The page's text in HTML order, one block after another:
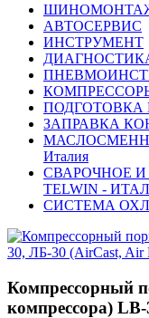
АВТОСЕРВИС
ИНСТРУМЕНТ
ПОДГОТОВКА
ЗАПРАВКА
Италия
СВАРОЧНОЕ
TELWIN -
СИСТЕМА
Компрессорный
компрессора)